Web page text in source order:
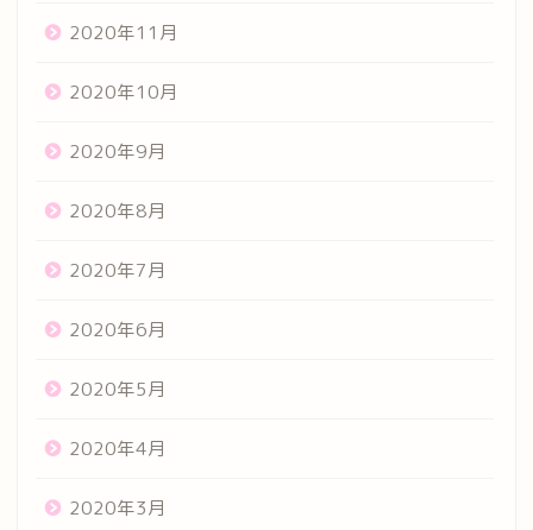
2020年11月
2020年10月
2020年9月
2020年8月
2020年7月
2020年6月
2020年5月
2020年4月
2020年3月